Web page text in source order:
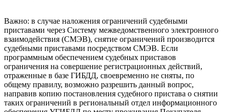
Важно: в случае наложения ограничений судебными
приставами через Систему межведомственного электронного
взаимодействия (СМЭВ), снятие ограничений производится
судебными приставами посредством СМЭВ. Если
программным обеспечением судебных приставов
ограничения на совершение регистрационных действий,
отраженные в базе ГИБДД, своевременно не сняты, по
общему правилу, возможно разрешить данный вопрос,
направив копию постановления судебного пристава о снятии
таких ограничений в региональный отдел информационного